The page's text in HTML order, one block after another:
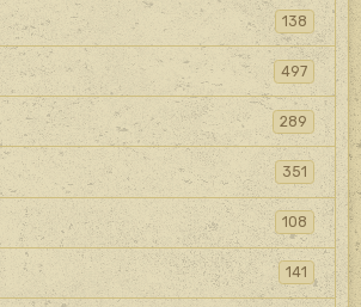
138
497
289
351
108
141